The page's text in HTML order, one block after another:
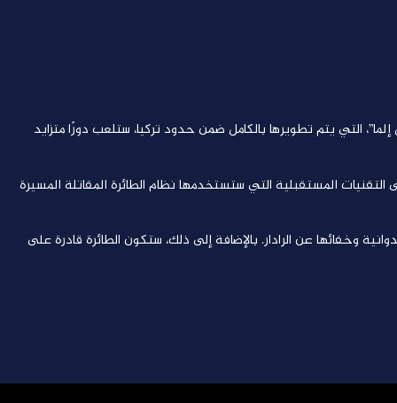
التي يتم تطويرها بالكامل ضمن حدود تركيا، ستلعب دورًا متزايد
المستقبلية التي ستستخدمها نظام الطائرة المقاتلة المسيرة
وخفائها عن الرادار. بالإضافة إلى ذلك، ستكون الطائرة قادرة على